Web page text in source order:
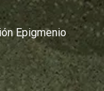
Epigmenio